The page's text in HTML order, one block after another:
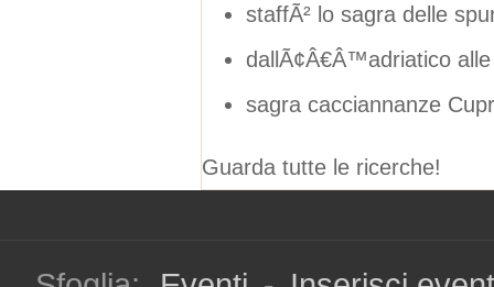
staffÃ² lo sagra delle
dallÃ¢Â€Â™adriatico
sagra cacciannanze
Guarda tutte le ricerche!